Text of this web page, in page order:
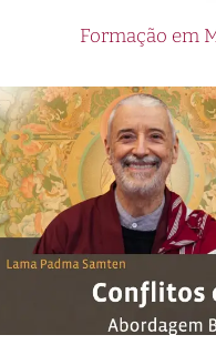
Formação em